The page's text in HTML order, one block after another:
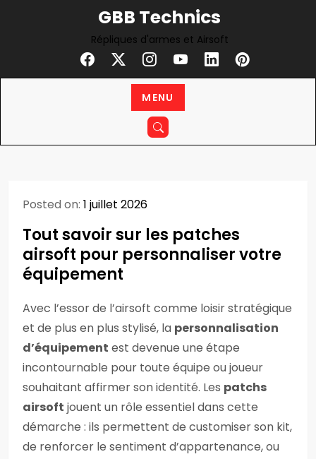
GBB Technics
Répliques d'armes et Airsoft
MENU
Posted on: 1 juillet 2026
Tout savoir sur les patches
airsoft pour personnaliser votre
équipement
Avec l’essor de l’airsoft comme loisir stratégique
et de plus en plus stylisé, la personnalisation
d’équipement est devenue une étape
incontournable pour toute équipe ou joueur
souhaitant affirmer son identité. Les patchs
airsoft jouent un rôle essentiel dans cette
démarche : ils permettent de customiser son kit,
de renforcer le sentiment d’appartenance, ou